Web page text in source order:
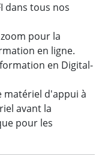
dans tous nos
pour la
en ligne.
en Digital-
d'appui à
avant la
pour les